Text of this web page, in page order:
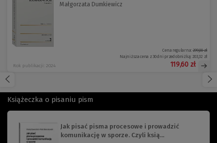
Małgorzata Dumkiewicz
Rok publikacji: 2024
Cena regularna:299,00 zł
Najniższa cena z 30 dni przed obniżką: 203,32 zł
119,60 zł
Książeczka o pisaniu pism
Jak pisać pisma procesowe i prowadzić
komunikację w sporze. Czyli ksią...